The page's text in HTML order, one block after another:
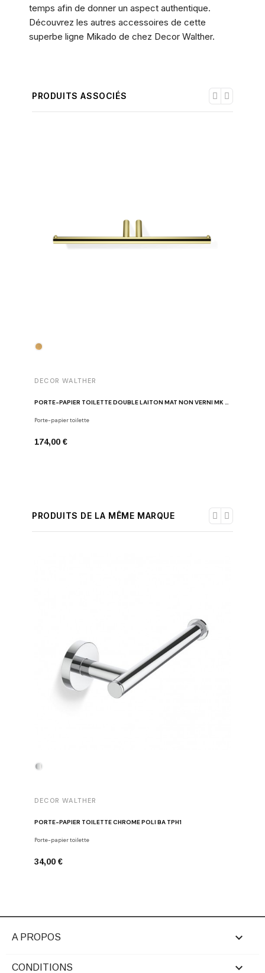
temps afin de donner un aspect authentique.
Découvrez les autres accessoires de cette
superbe ligne Mikado de chez Decor Walther.
PRODUITS ASSOCIÉS
DECOR WALTHER
PORTE-PAPIER TOILETTE DOUBLE LAITON MAT NON VERNI MK TPH2
Porte-papier toilette
174,00 €
PRODUITS DE LA MÊME MARQUE
DECOR WALTHER
PORTE-PAPIER TOILETTE CHROME POLI BA TPH1
Porte-papier toilette
34,00 €
A PROPOS 
CONDITIONS 